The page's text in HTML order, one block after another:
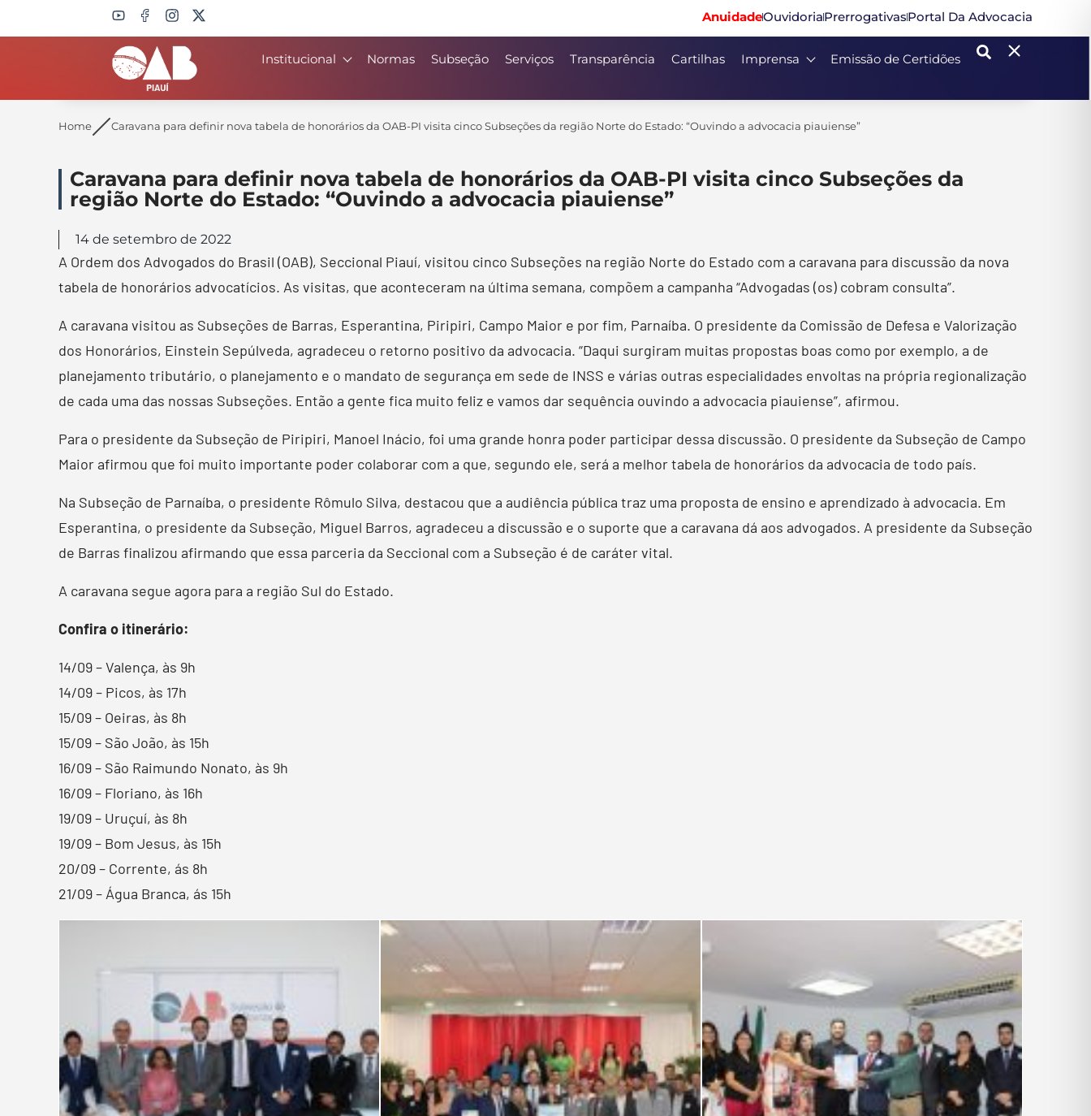
AnuidadeOuvidoriaPrerrogativasPortal Da Advocacia
Institucional Normas Subseção Serviços Transparência Cartilhas Imprensa Emissão de Certidões
Search
Home Caravana para definir nova tabela de honorários da OAB-PI visita cinco Subseções da região Norte do Estado: “Ouvindo a advocacia piauiense”
Caravana para definir nova tabela de honorários da OAB-PI visita cinco Subseções da
região Norte do Estado: “Ouvindo a advocacia piauiense”
14 de setembro de 2022
A Ordem dos Advogados do Brasil (OAB), Seccional Piauí, visitou cinco Subseções na região Norte do Estado com a caravana para discussão da nova
tabela de honorários advocatícios. As visitas, que aconteceram na última semana, compõem a campanha “Advogadas (os) cobram consulta”.
A caravana visitou as Subseções de Barras, Esperantina, Piripiri, Campo Maior e por fim, Parnaíba. O presidente da Comissão de Defesa e Valorização
dos Honorários, Einstein Sepúlveda, agradeceu o retorno positivo da advocacia. “Daqui surgiram muitas propostas boas como por exemplo, a de
planejamento tributário, o planejamento e o mandato de segurança em sede de INSS e várias outras especialidades envoltas na própria regionalização
de cada uma das nossas Subseções. Então a gente fica muito feliz e vamos dar sequência ouvindo a advocacia piauiense”, afirmou.
Para o presidente da Subseção de Piripiri, Manoel Inácio, foi uma grande honra poder participar dessa discussão. O presidente da Subseção de Campo
Maior afirmou que foi muito importante poder colaborar com a que, segundo ele, será a melhor tabela de honorários da advocacia de todo país.
Na Subseção de Parnaíba, o presidente Rômulo Silva, destacou que a audiência pública traz uma proposta de ensino e aprendizado à advocacia. Em
Esperantina, o presidente da Subseção, Miguel Barros, agradeceu a discussão e o suporte que a caravana dá aos advogados. A presidente da Subseção
de Barras finalizou afirmando que essa parceria da Seccional com a Subseção é de caráter vital.
A caravana segue agora para a região Sul do Estado.
Confira o itinerário:
14/09 – Valença, às 9h
14/09 – Picos, às 17h
15/09 – Oeiras, às 8h
15/09 – São João, às 15h
16/09 – São Raimundo Nonato, às 9h
16/09 – Floriano, às 16h
19/09 – Uruçuí, às 8h
19/09 – Bom Jesus, às 15h
20/09 – Corrente, ás 8h
21/09 – Água Branca, ás 15h